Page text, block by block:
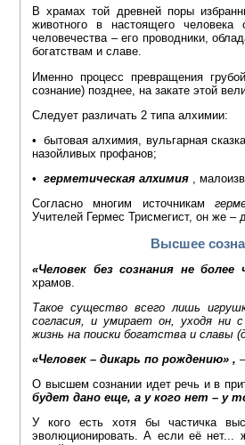
В храмах той древней поры
животного в настоящего
человечества – его проводники,
богатствам и славе.
Именно процесс превращения
сознание) позднее, на закате этой
Следует различать 2 типа алхимии:
• бытовая алхимия, вульгарная
назойливых профанов;
• герметическая алхимия ,
Согласно многим источникам
Учителей Гермес Трисмегист, он же –
Высшее
«Человек без сознания не
храмов.
Такое существо всего лишь
согласия, и умирает он, уходя ни
жизнь на поиски богатства и славы
«Человек – дикарь по рождению» ,
О высшем сознании идет речь и в
будет дано еще, а у кого нет – у
У кого есть хотя бы частичка
эволюционировать. А если её нет...